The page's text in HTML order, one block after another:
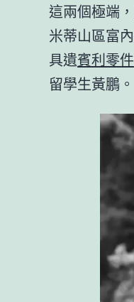
這兩個極端，
米蒂山區富內
具遺賓利零件
留學生黃鵬。